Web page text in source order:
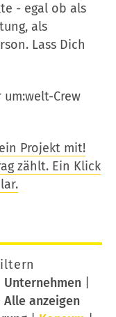
- egal ob als
als
Lass Dich
Crew
Projekt mit!
zählt. Ein Klick
Unternehmen|
Alle anzeigen